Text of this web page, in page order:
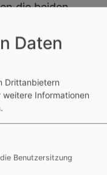
die beiden
an Projekten
Wandel. Daher
die
Verantwortung
zeigen sich
Daten
Drittanbietern
weitere Informationen
Benutzersitzung